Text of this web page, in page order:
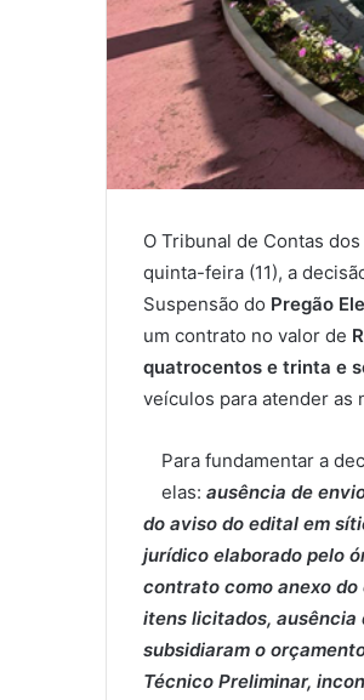
O Tribunal de Contas
quinta-feira (11), a
Suspensão do Pregão
um contrato no valor de
quatrocentos e trinta e
veículos para atender as
Para fundamentar a
elas: ausência de
do aviso do edital em
jurídico elaborado pelo
contrato como anexo
itens licitados, ausência
subsidiaram o
Técnico Preliminar,